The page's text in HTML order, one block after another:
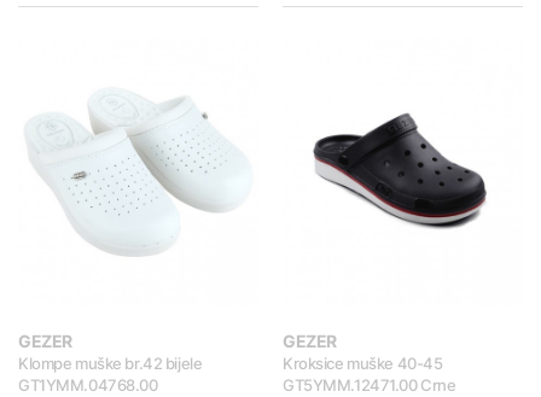
GEZER
Klompe muške br.42 bijele
GT1YMM.04768.00
GEZER
Kroksice muške 40-45
GT5YMM.12471.00 Crne